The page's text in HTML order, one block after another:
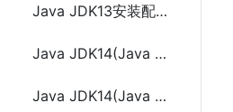
Java JDK13安装配置编译运行JavaFX程序的方法
Java JDK14(Java 14)在Windows上安装与环境变量配置
Java JDK14(Java 14)在Mac上使用SDKMAN安装配置环境变量及版本切换